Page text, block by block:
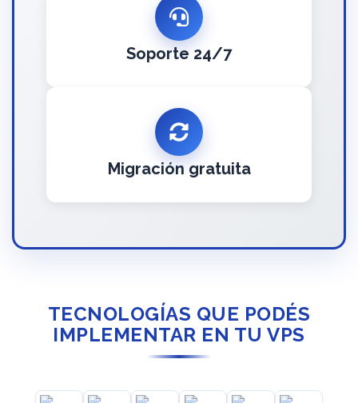
Soporte 24/7
Migración gratuita
TECNOLOGÍAS QUE PODÉS
IMPLEMENTAR EN TU VPS